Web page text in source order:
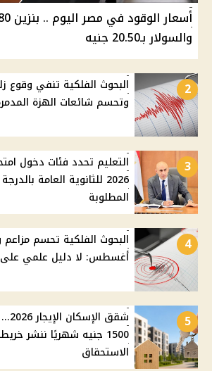
والسولار بـ20.50 جنيه
2
البحوث الفلكية تنفي وقوع
وتحسم شائعات الهزة
3
التعليم تحدد فئات دخول
2026 للثانوية العامة
المطلوبة
4
أغسطس: لا دليل علمي على
5
1500 جنيه شهريًا ننشر
الاستحقاق